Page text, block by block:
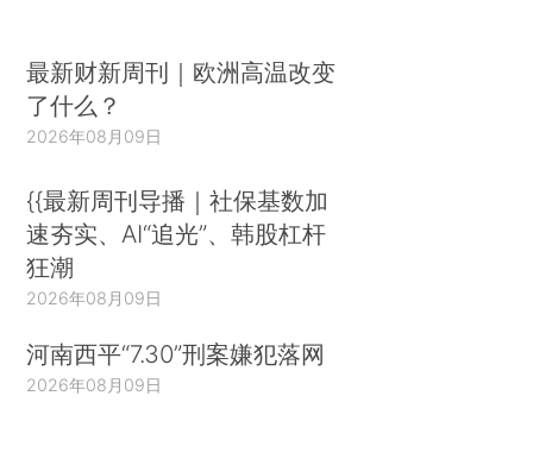
最新财新周刊｜欧洲高温改变
了什么？
2026年08月09日
{{最新周刊导播｜社保基数加
速夯实、AI“追光”、韩股杠杆
狂潮
2026年08月09日
河南西平“7.30”刑案嫌犯落网
2026年08月09日